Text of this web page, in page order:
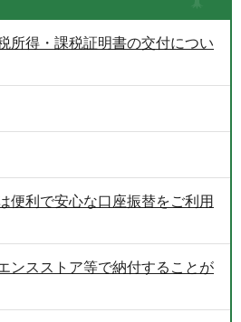
得・課税証明書の交付につい
便利で安心な口座振替をご利用
ンスストア等で納付することが